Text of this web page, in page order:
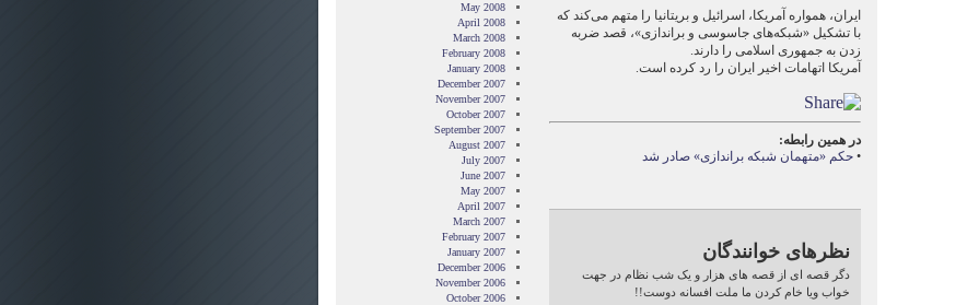
ایران، همواره آمریکا، اسرائیل و بریتانیا را متهم می‌کند که
با تشکیل «شبکه‌های جاسوسی و براندازی»، قصد ضربه
زدن به جمهوری اسلامی را دارند.
آمریکا اتهامات اخیر ایران را رد کرده است.
در همین رابطه:
•حکم «متهمان شبکه براندازی» صادر شد
نظرهای خوانندگان
دگر قصه ای از قصه های هزار و یک شب نظام در جهت
خواب ویا خام کردن ما ملت افسانه دوست!!
May 2008
April 2008
March 2008
February 2008
January 2008
December 2007
November 2007
October 2007
September 2007
August 2007
July 2007
June 2007
May 2007
April 2007
March 2007
February 2007
January 2007
December 2006
November 2006
October 2006